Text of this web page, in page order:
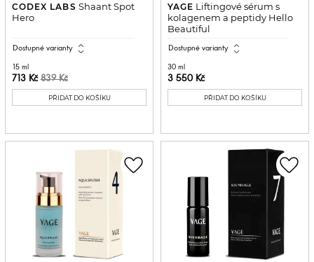
CODEX LABS Shaant Spot
Hero
Dostupné varianty expand_all
15 ml
713 Kč839 Kč
PŘIDAT DO KOŠÍKU
YAGE Liftingové sérum s
kolagenem a peptidy Hello
Beautiful
Dostupné varianty expand_all
30 ml
3 550 Kč
PŘIDAT DO KOŠÍKU
favorite_border favorite_border